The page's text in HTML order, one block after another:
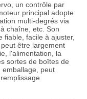
un contrôle par
principal adopte
multi-degrés via
chaîne, etc. Son
fiable, facile à ajuster,
être largement
l'alimentation, la
sortes de boîtes de
emballage, peut